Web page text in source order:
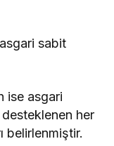
sabit
ise asgari
her
belirlenmiştir.